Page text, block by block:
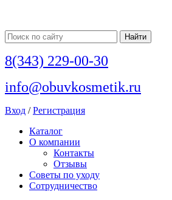
8(343) 229-00-30
info@obuvkosmetik.ru
Вход /Регистрация
Каталог
О компании
Контакты
Отзывы
Советы по уходу
Сотрудничество